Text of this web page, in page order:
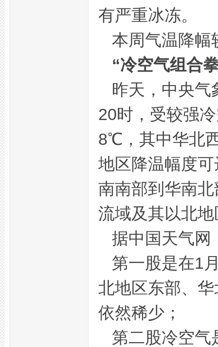
有严重冰冻。
本周气温降幅
“冷空气组合
昨天，中央气
20时，受较强
8℃，其中华北
地区降温幅度
南南部到华南
流域及其以北
据中国天气
第一股是在1
北地区东部、
依然稀少；
第二股冷空气